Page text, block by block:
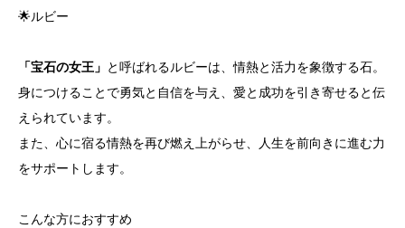
🌟ルビー
「宝石の女王」 と呼ばれるルビーは、情熱と活力を象徴する石。
身につけることで勇気と自信を与え、愛と成功を引き寄せると伝
えられています。
また、心に宿る情熱を再び燃え上がらせ、人生を前向きに進む力
をサポートします。
こんな方におすすめ